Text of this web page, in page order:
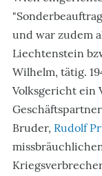
und war zudem
Liechtenstein
Wilhelm, tätig.
Volksgericht ein
Bruder, Rudolf